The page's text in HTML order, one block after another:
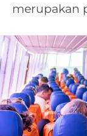
merupakan